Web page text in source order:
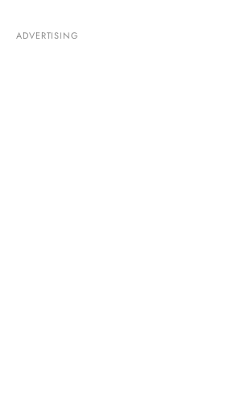
ADVERTISING